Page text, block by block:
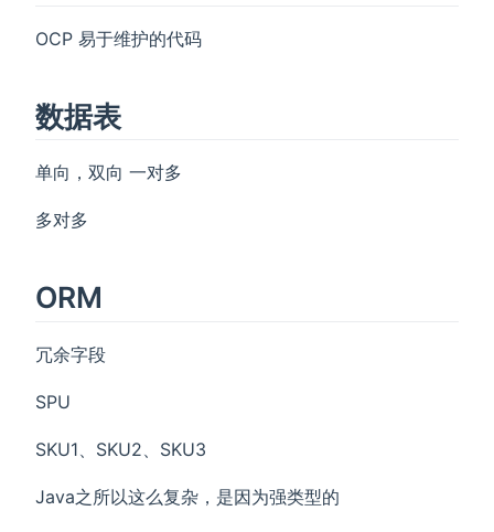
OCP 易于维护的代码
数据表
单向，双向 一对多
多对多
ORM
冗余字段
SPU
SKU1、SKU2、SKU3
Java之所以这么复杂，是因为强类型的